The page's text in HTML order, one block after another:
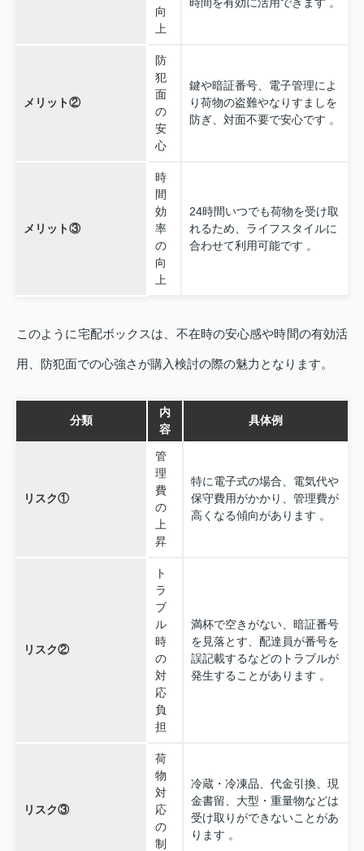
向
上
メリット②
防
犯
面
の
安
心
鍵や暗証番号、電子管理によ
り荷物の盗難やなりすましを
防ぎ、対面不要で安心です 。
メリット③
時
間
効
率
の
向
上
24時間いつでも荷物を受け取
れるため、ライフスタイルに
合わせて利用可能です 。
このように宅配ボックスは、不在時の安心感や時間の有効活
用、防犯面での心強さが購入検討の際の魅力となります。
分類
内
容
具体例
リスク①
管
理
費
の
上
昇
特に電子式の場合、電気代や
保守費用がかかり、管理費が
高くなる傾向があります 。
リスク②
ト
ラ
ブ
ル
時
の
対
応
負
担
満杯で空きがない、暗証番号
を見落とす、配達員が番号を
誤記載するなどのトラブルが
発生することがあります 。
リスク③
荷
物
対
応
の
制
冷蔵・冷凍品、代金引換、現
金書留、大型・重量物などは
受け取りができないことがあ
ります 。